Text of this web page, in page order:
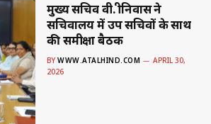
मुख्य सचिव वी. श्रीनिवास ने
सचिवालय में उप सचिवों के साथ
की समीक्षा बैठक
BY WWW.ATALHIND.COM
APRIL 30,
2026